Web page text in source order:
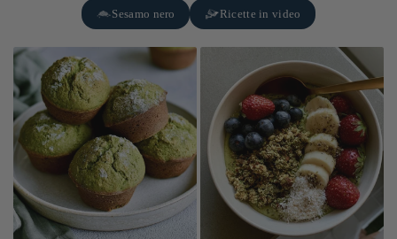
Sesamo nero Ricette in video